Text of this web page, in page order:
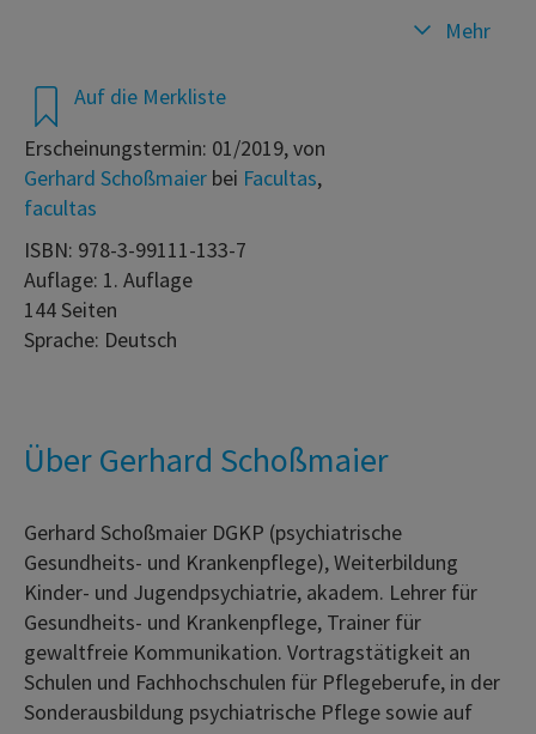
Auf die Merkliste
Erscheinungstermin: 01/2019, von
Gerhard Schoßmaier bei Facultas,
facultas
ISBN: 978-3-99111-133-7
Auflage: 1. Auflage
144 Seiten
Sprache: Deutsch
Mehr
Über Gerhard Schoßmaier
Gerhard Schoßmaier DGKP (psychiatrische
Gesundheits- und Krankenpflege), Weiterbildung
Kinder- und Jugendpsychiatrie, akadem. Lehrer für
Gesundheits- und Krankenpflege, Trainer für
gewaltfreie Kommunikation. Vortragstätigkeit an
Schulen und Fachhochschulen für Pflegeberufe, in der
Sonderausbildung psychiatrische Pflege sowie auf